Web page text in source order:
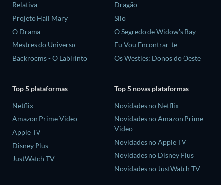
Relativa
Projeto Hail Mary
O Drama
Mestres do Universo
Backrooms - O Labirinto
Dragão
Silo
O Segredo de Widow's Bay
Eu Vou Encontrar-te
Os Westies: Donos do Oeste
Top 5 plataformas
Netflix
Amazon Prime Video
Apple TV
Disney Plus
JustWatch TV
Top 5 novas plataformas
Novidades no Netflix
Novidades no Amazon Prime
Video
Novidades no Apple TV
Novidades no Disney Plus
Novidades no JustWatch TV